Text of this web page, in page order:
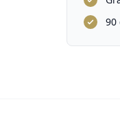
90